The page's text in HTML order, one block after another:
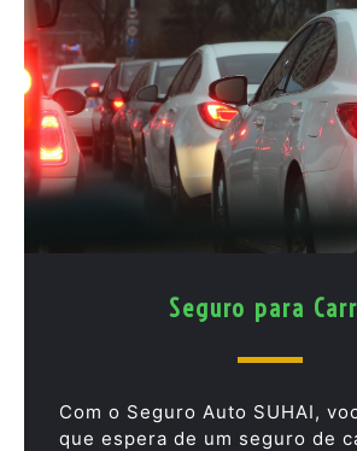
Seguro para
Com o Seguro Auto SUHAI,
que espera de um seguro de